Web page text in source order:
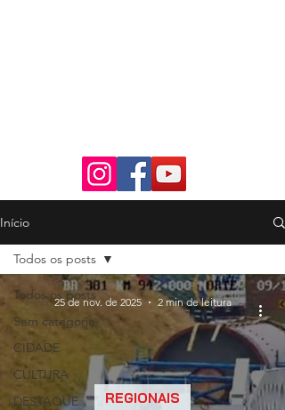
Início
Todos os posts
Sem categoria
CIDADE
CULTURA
DESTAQUE
Todos os posts
REGIONAIS
25 de nov. de 2025 2 min de leitura